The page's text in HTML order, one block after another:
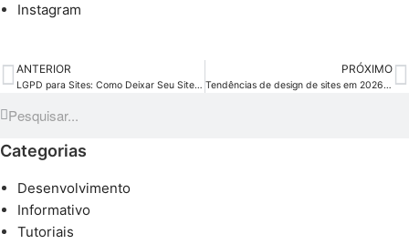
Instagram
ANTERIOR
LGPD para Sites: Como Deixar Seu Site em Conformidade em 2026
PRÓXIMO
Tendências de design de sites em 2026: o que toda empresa precisa saber
Categorias
Desenvolvimento
Informativo
Tutoriais